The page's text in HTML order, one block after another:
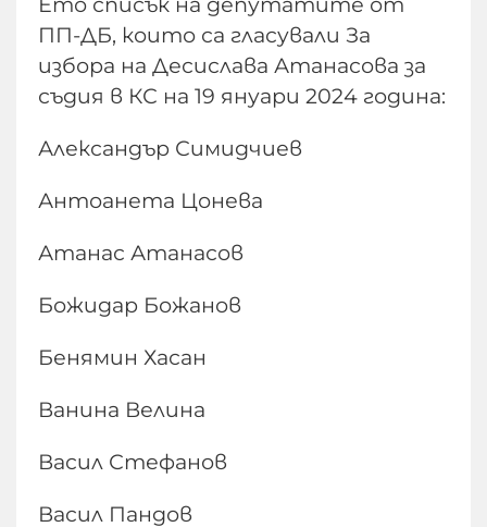
ПП-ДБ, които са гласували За
избора на Десислава Атанасова за
съдия в КС на 19 януари 2024 година:
Александър Симидчиев
Антоанета Цонева
Атанас Атанасов
Божидар Божанов
Бенямин Хасан
Ванина Велина
Васил Стефанов
Васил Пандов